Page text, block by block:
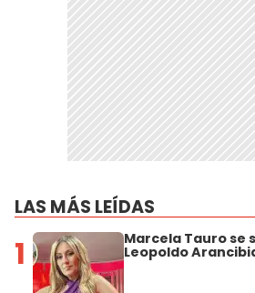
LAS MÁS LEÍDAS
1 Marcela Tauro se
Leopoldo